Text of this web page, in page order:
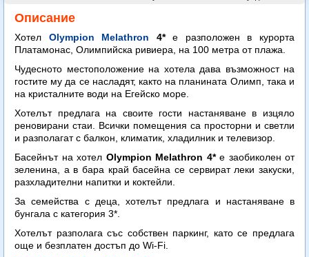
Описание
Хотел Olympion Melathron 4*е разположен в курорта
Платамонас, Олимпийска ривиера, на 100 метра от плажа.
Чудесното местоположение на хотела дава възможност на
гостите му да се насладят, както на планината Олимп, така и
на кристалните води на Егейско море.
Хотелът предлага на своите гости настаняване в изцяло
реновирани стаи. Всички помещения са просторни и светли
и разполагат с балкон, климатик, хладилник и телевизор.
Басейнът на хотел Olympion Melathron 4*е заобиколен от
зеленина, а в бара край басейна се сервират леки закуски,
разхладителни напитки и коктейли.
За семейства с деца, хотелът предлага и настаняване в
бунгала с категория 3*.
Хотелът разполага със собствен паркинг, като се предлага
още и безплатен достъп до Wi-Fi.